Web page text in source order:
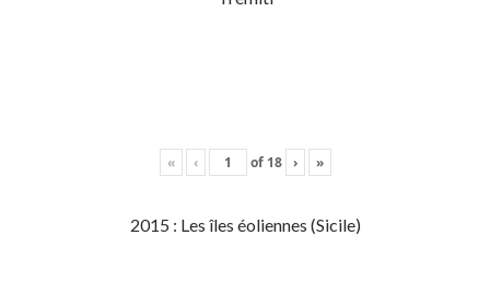
« ‹ of 18 › »
2015 : Les îles éoliennes (Sicile)